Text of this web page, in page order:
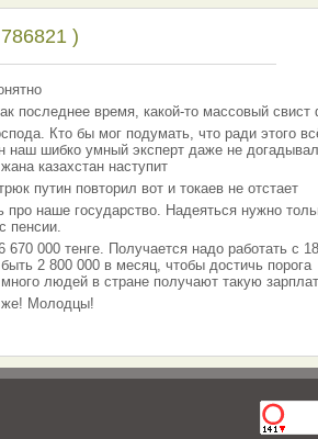
)
последнее время, какой-то массовый свист
Кто бы мог подумать, что ради этого
наш шибко умный эксперт даже не
казахстан наступит
путин повторил вот и токаев не отстает
про наше государство. Надеяться нужно
пенсии.
670 000 тенге. Получается надо работать с
2 800 000 в месяц, чтобы достичь порога
людей в стране получают такую
же! Молодцы!